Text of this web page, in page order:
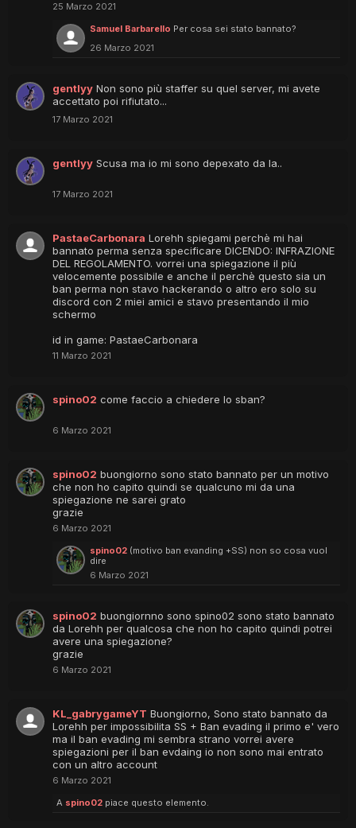
25 Marzo 2021
Samuel Barbarello Per cosa sei stato bannato?
26 Marzo 2021
gentlyy Non sono più staffer su quel server, mi avete
accettato poi rifiutato...
17 Marzo 2021
gentlyy Scusa ma io mi sono depexato da la..
17 Marzo 2021
PastaeCarbonara Lorehh spiegami perchè mi hai
bannato perma senza specificare DICENDO: INFRAZIONE
DEL REGOLAMENTO. vorrei una spiegazione il più
velocemente possibile e anche il perchè questo sia un
ban perma non stavo hackerando o altro ero solo su
discord con 2 miei amici e stavo presentando il mio
schermo
id in game: PastaeCarbonara
11 Marzo 2021
spino02 come faccio a chiedere lo sban?
6 Marzo 2021
spino02 buongiorno sono stato bannato per un motivo
che non ho capito quindi se qualcuno mi da una
spiegazione ne sarei grato
grazie
6 Marzo 2021
spino02 (motivo ban evanding +SS) non so cosa vuol
dire
6 Marzo 2021
spino02 buongiornno sono spino02 sono stato bannato
da Lorehh per qualcosa che non ho capito quindi potrei
avere una spiegazione?
grazie
6 Marzo 2021
KL_gabrygameYT Buongiorno, Sono stato bannato da
Lorehh per impossibilita SS + Ban evading il primo e' vero
ma il ban evading mi sembra strano vorrei avere
spiegazioni per il ban evdaing io non sono mai entrato
con un altro account
6 Marzo 2021
A spino02 piace questo elemento.